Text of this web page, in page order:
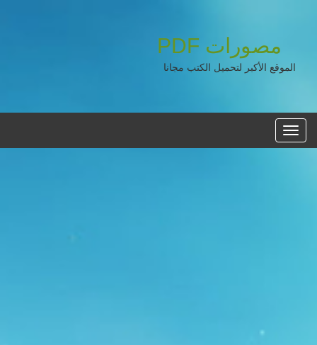
مصورات PDF
الموقع الأكبر لتحميل الكتب مجانا
القائمه
الرئيسية